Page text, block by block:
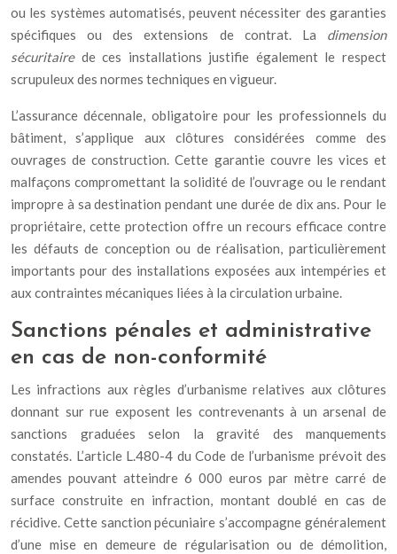
ou les systèmes automatisés, peuvent nécessiter des garanties
spécifiques ou des extensions de contrat. La dimension
sécuritaire de ces installations justifie également le respect
scrupuleux des normes techniques en vigueur.
L’assurance décennale, obligatoire pour les professionnels du
bâtiment, s’applique aux clôtures considérées comme des
ouvrages de construction. Cette garantie couvre les vices et
malfaçons compromettant la solidité de l’ouvrage ou le rendant
impropre à sa destination pendant une durée de dix ans. Pour le
propriétaire, cette protection offre un recours efficace contre
les défauts de conception ou de réalisation, particulièrement
importants pour des installations exposées aux intempéries et
aux contraintes mécaniques liées à la circulation urbaine.
Sanctions pénales et administrative
en cas de non-conformité
Les infractions aux règles d’urbanisme relatives aux clôtures
donnant sur rue exposent les contrevenants à un arsenal de
sanctions graduées selon la gravité des manquements
constatés. L’article L.480-4 du Code de l’urbanisme prévoit des
amendes pouvant atteindre 6 000 euros par mètre carré de
surface construite en infraction, montant doublé en cas de
récidive. Cette sanction pécuniaire s’accompagne généralement
d’une mise en demeure de régularisation ou de démolition,